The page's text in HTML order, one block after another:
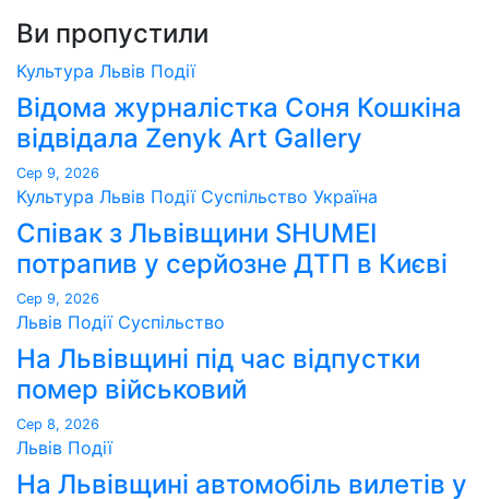
Ви пропустили
Культура Львів Події
Відома журналістка Соня Кошкіна
відвідала Zenyk Art Gallery
Сер 9, 2026
Культура Львів Події Суспільство Україна
Співак з Львівщини SHUMEI
потрапив у серйозне ДТП в Києві
Сер 9, 2026
Львів Події Суспільство
На Львівщині під час відпустки
помер військовий
Сер 8, 2026
Львів Події
На Львівщині автомобіль вилетів у